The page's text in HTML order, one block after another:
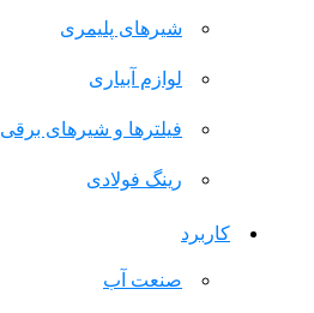
شیرهای پلیمری
لوازم آبیاری
فیلترها و شیرهای برقی
رینگ فولادی
کاربرد
صنعت آب